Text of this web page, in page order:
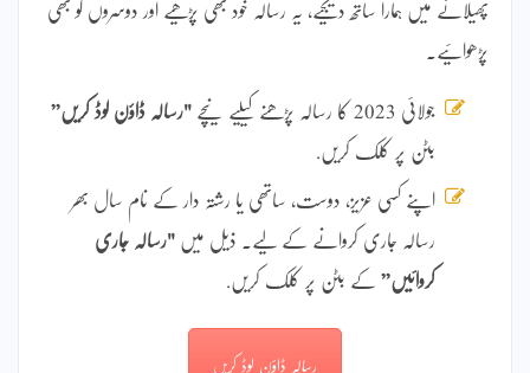
پھیلانے میں ہمارا ساتھ دیجیے، یہ رسالہ خود بھی پڑھیے اور دوسروں کو بھی
پڑھوائیے۔
جولائی 2023 کا رسالہ پڑھنے کیلیے نیچے "رسالہ ڈاؤن لوڈ کریں”
بٹن پر کلک کریں.
اپنے کسی عزیز، دوست، ساتھی یا رشتہ دار کے نام سال بھر
رسالہ جاری کروانے کے لیے۔ ذیل میں "رسالہ جاری
کروائیں” کے بٹن پر کلک کریں.
رسالہ ڈاؤن لوڈ کریں